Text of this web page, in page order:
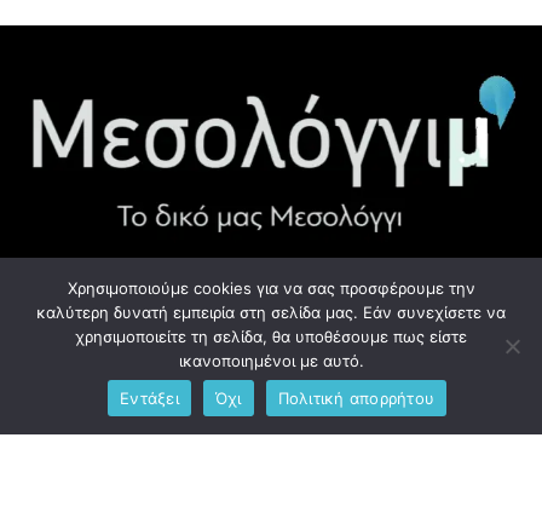
ΧΡΉΣΙΜΑ LINK
Προσωπικά Δεδομένα - GDPR
Ανδρέου Λόντου 1, Μεσολόγγι 302 00
Χρησιμοποιούμε cookies για να σας προσφέρουμε την
καλύτερη δυνατή εμπειρία στη σελίδα μας. Εάν συνεχίσετε να
χρησιμοποιείτε τη σελίδα, θα υποθέσουμε πως είστε
ικανοποιημένοι με αυτό.
Εντάξει
Όχι Πολιτική απορρήτου